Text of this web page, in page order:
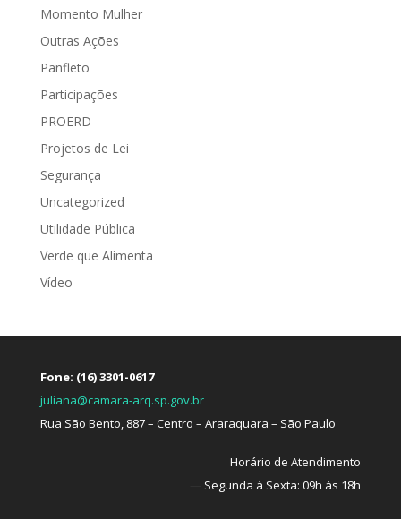
Momento Mulher
Outras Ações
Panfleto
Participações
PROERD
Projetos de Lei
Segurança
Uncategorized
Utilidade Pública
Verde que Alimenta
Vídeo
Fone: (16) 3301-0617
juliana@camara-arq.sp.gov.br
Rua São Bento, 887 – Centro – Araraquara – São Paulo
Horário de Atendimento
Segunda à Sexta: 09h às 18h